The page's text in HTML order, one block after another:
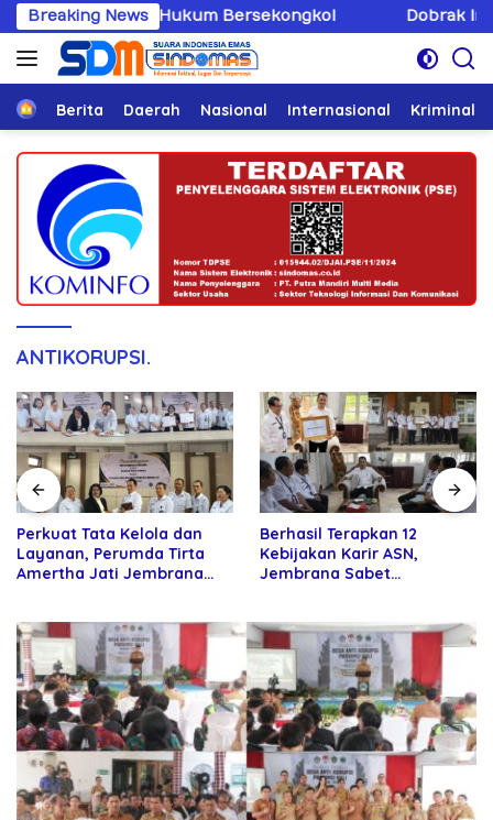
Langsung
ke
konten
Breaking News
Hukum Bersekongkol Dobrak Imunitas Elit,
HomeBerita Daerah Nasional Internasional Kriminal
ANTIKORUPSI.
Perkuat Tata Kelola dan
Layanan, Perumda Tirta
Amertha Jati Jembrana
Berhasil Terapkan 12
Kebijakan Karir ASN,
Jembrana Sabet